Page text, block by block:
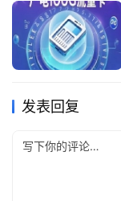
发表回复